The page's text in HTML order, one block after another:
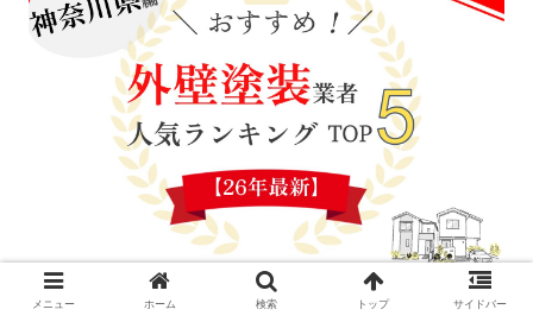
メニュー ホーム 検索 トップ サイドバー